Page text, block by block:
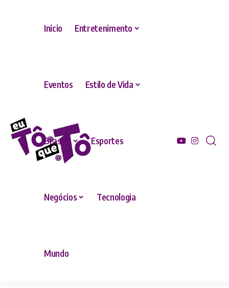
Inicio Entretenimento
Eventos Estilo de Vida
Brasília Esportes
Negócios Tecnologia
Mundo